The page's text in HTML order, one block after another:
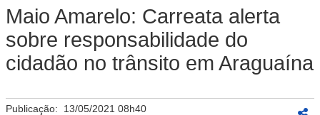
Maio Amarelo: Carreata alerta
sobre responsabilidade do
cidadão no trânsito em Araguaína
Publicação: 13/05/2021 08h40